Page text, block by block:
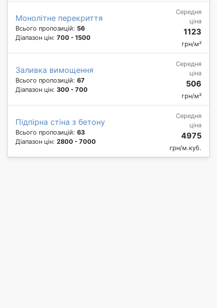
Монолітне перекриття
Всього пропозицій: 56
Діапазон цін: 700 - 1500
Середня
ціна
1123
грн/м²
Заливка вимощення
Всього пропозицій: 67
Діапазон цін: 300 - 700
Середня
ціна
506
грн/м²
Підпірна стіна з бетону
Всього пропозицій: 63
Діапазон цін: 2800 - 7000
Середня
ціна
4975
грн/м.куб.